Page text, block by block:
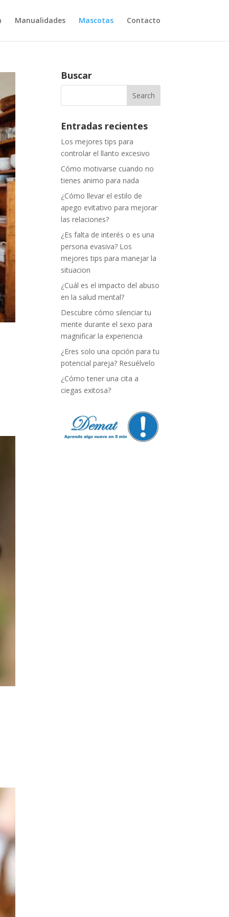
Manualidades Mascotas Contacto
Buscar
Entradas recientes
Los mejores tips para
controlar el llanto excesivo
Cómo motivarse cuando no
tienes animo para nada
¿Cómo llevar el estilo de
apego evitativo para mejorar
las relaciones?
¿Es falta de interés o es una
persona evasiva? Los
mejores tips para manejar la
situacion
¿Cuál es el impacto del abuso
en la salud mental?
Descubre cómo silenciar tu
mente durante el sexo para
magnificar la experiencia
¿Eres solo una opción para tu
potencial pareja? Resuélvelo
¿Cómo tener una cita a
ciegas exitosa?